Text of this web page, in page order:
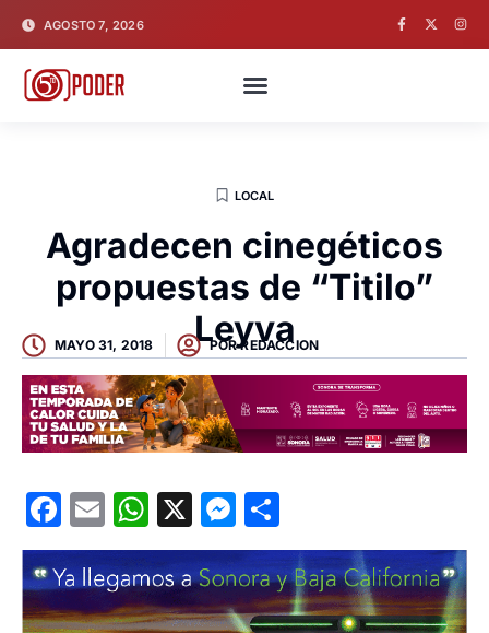
AGOSTO 7, 2026
LOCAL
Agradecen cinegéticos
propuestas de “Titilo”
Leyva
MAYO 31, 2018 PORREDACCION
Facebook
EmailWhatsApp
X Messenger